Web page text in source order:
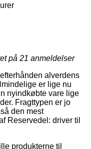
på 21 anmeldelser
alverdens
er lige nu
nyindkøbte vare lige
Fragttypen er jo
den mest
Reservedel: driver til
produkterne til